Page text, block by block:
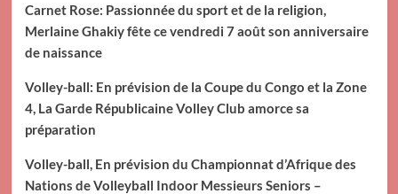
Carnet Rose: Passionnée du sport et de la religion,
Merlaine Ghakiy fête ce vendredi 7 août son anniversaire
de naissance
Volley-ball: En prévision de la Coupe du Congo et la Zone
4, La Garde Républicaine Volley Club amorce sa
préparation
Volley-ball, En prévision du Championnat d’Afrique des
Nations de Volleyball Indoor Messieurs Seniors –